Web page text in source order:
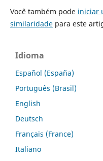
Você também pode iniciar
similaridadepara este
Idioma
Español (España)
Português (Brasil)
English
Deutsch
Français (France)
Italiano